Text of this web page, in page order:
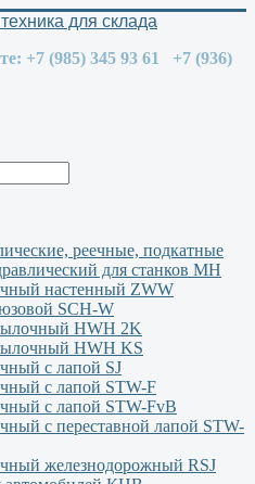
для склада
+7 (985) 345 93 61 +7 (936)
реечные, подкатные
для станков МН
настенный ZWW
SCH-W
HWH 2K
HWH KS
с лапой SJ
с лапой STW-F
с лапой STW-FvB
с переставной лапой STW-
железнодорожный RSJ